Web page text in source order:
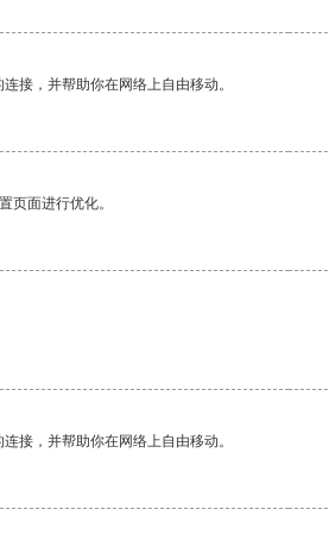
接，并帮助你在网络上自由移动。
页面进行优化。
接，并帮助你在网络上自由移动。